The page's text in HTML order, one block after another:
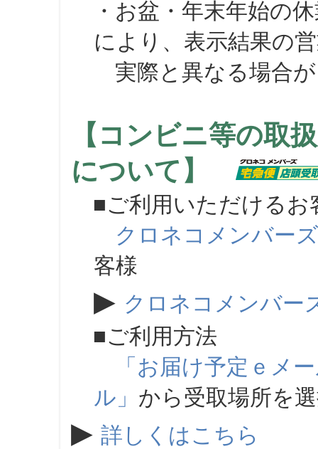
・お盆・年末年始の
により、表示結果の
実際と異なる場合が
【コンビニ等の取
について】
■ご利用いただけるお
クロネコメンバーズ
客様
▶ クロネコメンバー
■ご利用方法
「お届け予定ｅメ
ル」 から受取場所を
▶ 詳しくはこちら